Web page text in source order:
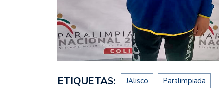
ETIQUETAS: JAlisco Paralimpiada